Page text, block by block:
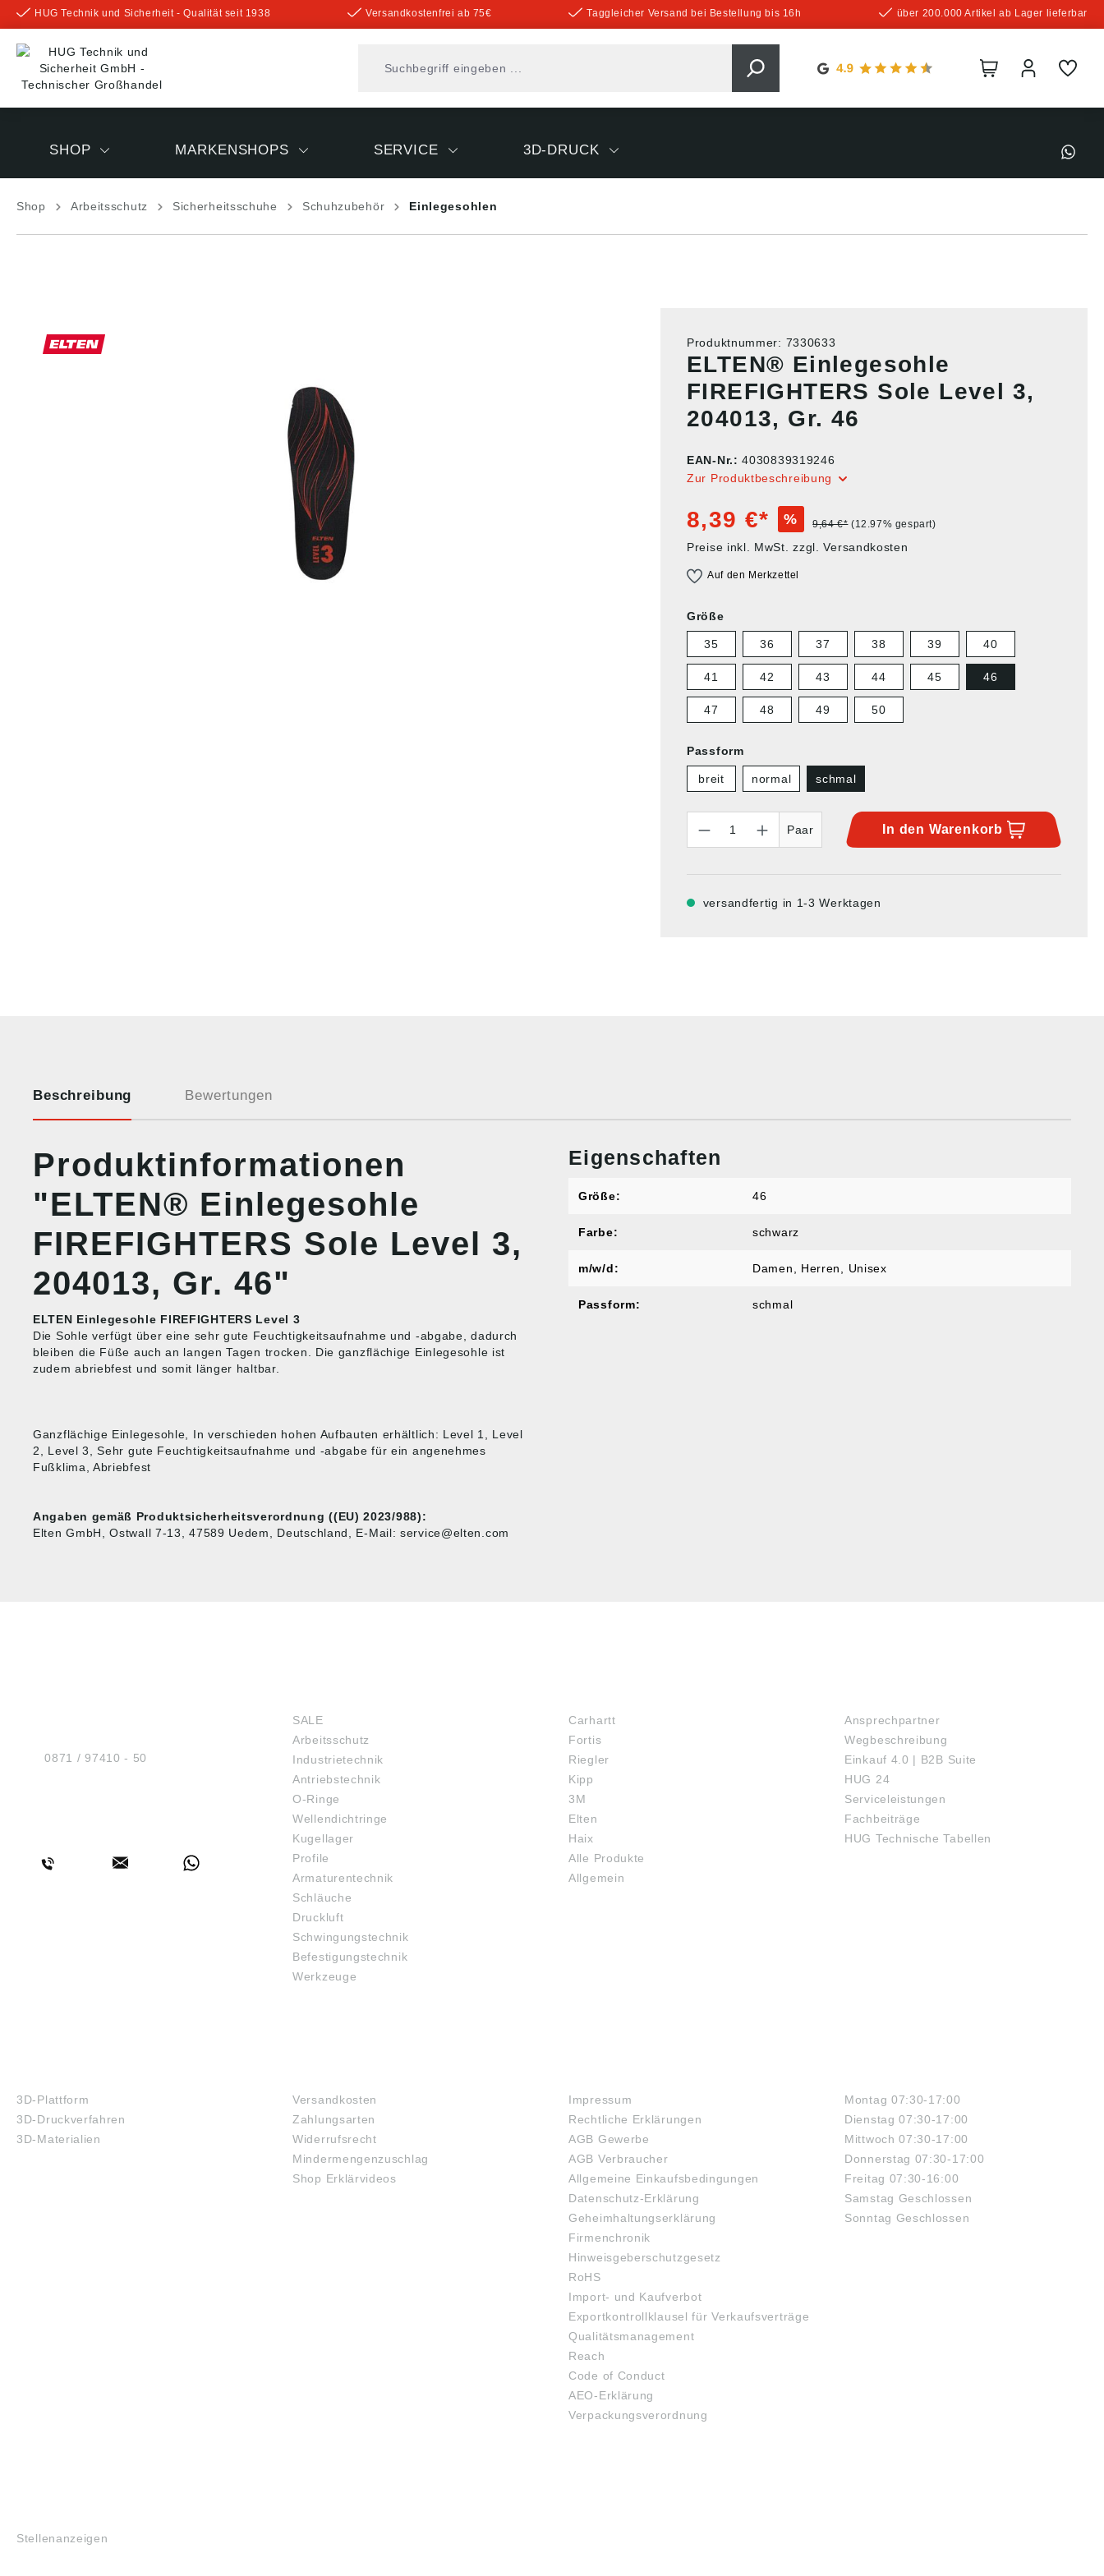
springen
HUG Technik und Sicherheit - Qualität seit 1938 Versandkostenfrei ab 75€ Taggleicher Versand bei Bestellung bis 16h über 200.000 Artikel ab Lager lieferbar
SHOP MARKENSHOPS SERVICE 3D-DRUCK
Shop Arbeitsschutz Sicherheitsschuhe Schuhzubehör Einlegesohlen
Produktnummer: 7330633
ELTEN® Einlegesohle
FIREFIGHTERS Sole Level 3,
204013, Gr. 46
EAN-Nr.:4030839319246
Zur Produktbeschreibung
8,39 €* % 9,64 €* (12.97% gespart)
Preise inkl. MwSt. zzgl. Versandkosten
Auf den Merkzettel
Größe
35 36 37 38 39 40
41 42 43 44 45 46
47 48 49 50
Passform
breit normal schmal
Paar
In den Warenkorb
versandfertig in 1-3 Werktagen
Beschreibung Bewertungen
Produktinformationen
"ELTEN® Einlegesohle
FIREFIGHTERS Sole Level 3,
204013, Gr. 46"
ELTEN Einlegesohle FIREFIGHTERS Level 3
Die Sohle verfügt über eine sehr gute Feuchtigkeitsaufnahme und -abgabe, dadurch
bleiben die Füße auch an langen Tagen trocken. Die ganzflächige Einlegesohle ist
zudem abriebfest und somit länger haltbar.
Ganzflächige Einlegesohle, In verschieden hohen Aufbauten erhältlich: Level 1, Level
2, Level 3, Sehr gute Feuchtigkeitsaufnahme und -abgabe für ein angenehmes
Fußklima, Abriebfest
Angaben gemäß Produktsicherheitsverordnung ((EU) 2023/988):
Elten GmbH, Ostwall 7-13, 47589 Uedem, Deutschland, E-Mail: service@elten.com
Eigenschaften
Größe: 46
Farbe: schwarz
m/w/d: Damen , Herren , Unisex
Passform: schmal
Tel.:0871 / 97410 - 50
SALE
Arbeitsschutz
Industrietechnik
Antriebstechnik
O-Ringe
Wellendichtringe
Kugellager
Profile
Armaturentechnik
Schläuche
Druckluft
Schwingungstechnik
Befestigungstechnik
Werkzeuge
Carhartt
Fortis
Riegler
Kipp
3M
Elten
Haix
Alle Produkte
Allgemein
Ansprechpartner
Wegbeschreibung
Einkauf 4.0 | B2B Suite
HUG 24
Serviceleistungen
Fachbeiträge
HUG Technische Tabellen
3D-Plattform
3D-Druckverfahren
3D-Materialien
Versandkosten
Zahlungsarten
Widerrufsrecht
Mindermengenzuschlag
Shop Erklärvideos
Impressum
Rechtliche Erklärungen
AGB Gewerbe
AGB Verbraucher
Allgemeine Einkaufsbedingungen
Datenschutz-Erklärung
Geheimhaltungserklärung
Firmenchronik
Hinweisgeberschutzgesetz
RoHS
Import- und Kaufverbot
Exportkontrollklausel für Verkaufsverträge
Qualitätsmanagement
Reach
Code of Conduct
AEO-Erklärung
Verpackungsverordnung
Montag 07:30-17:00
Dienstag 07:30-17:00
Mittwoch 07:30-17:00
Donnerstag 07:30-17:00
Freitag 07:30-16:00
Samstag Geschlossen
Sonntag Geschlossen
Stellenanzeigen